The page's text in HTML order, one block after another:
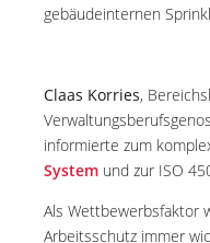
gebäudeinternen
Claas Korries,
informierte zum
System und zur ISO
Als Wettbewerbsfaktor
Arbeitsschutz immer